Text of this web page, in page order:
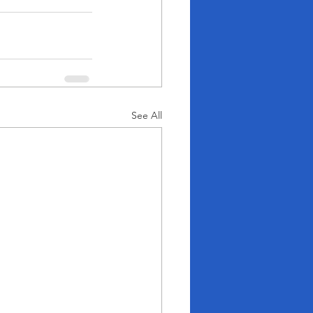
See All